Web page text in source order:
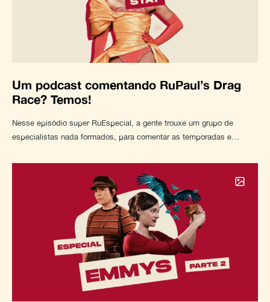
Um podcast comentando RuPaul’s Drag
Race? Temos!
Nesse episódio super RuEspecial, a gente trouxe um grupo de
especialistas nada formados, para comentar as temporadas e…